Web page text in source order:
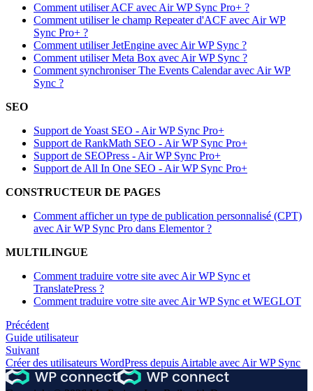
Comment utiliser ACF avec Air WP Sync Pro+ ?
Comment utiliser le champ Repeater d'ACF avec Air WP
Sync Pro+ ?
Comment utiliser JetEngine avec Air WP Sync ?
Comment utiliser Meta Box avec Air WP Sync ?
Comment synchroniser The Events Calendar avec Air WP
Sync ?
SEO
Support de Yoast SEO - Air WP Sync Pro+
Support de RankMath SEO - Air WP Sync Pro+
Support de SEOPress - Air WP Sync Pro+
Support de All In One SEO - Air WP Sync Pro+
CONSTRUCTEUR DE PAGES
Comment afficher un type de publication personnalisé (CPT)
avec Air WP Sync Pro dans Elementor ?
MULTILINGUE
Comment traduire votre site avec Air WP Sync et
TranslatePress ?
Comment traduire votre site avec Air WP Sync et WEGLOT
Précédent
Guide utilisateur
Suivant
Créer des utilisateurs WordPress depuis Airtable avec Air WP Sync